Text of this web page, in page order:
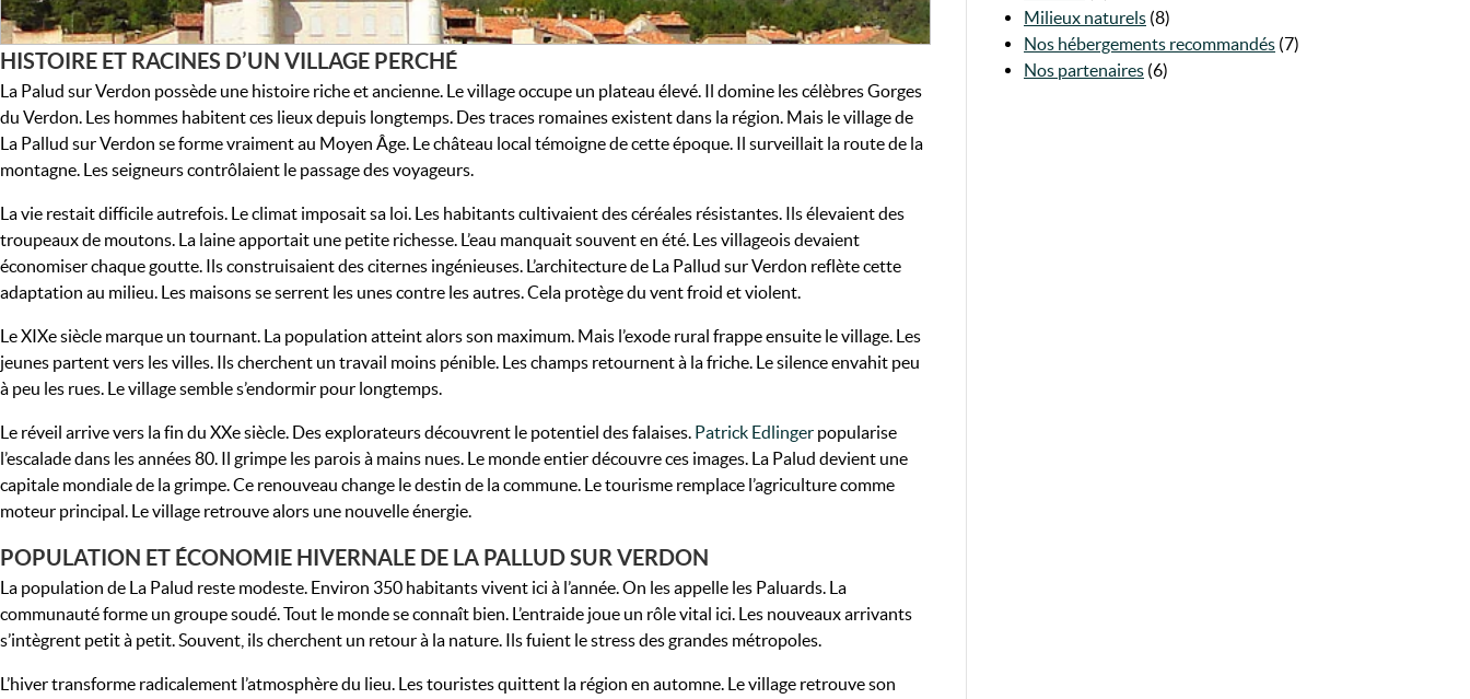
HISTOIRE ET RACINES D’UN VILLAGE PERCHÉ
La Palud sur Verdon possède une histoire riche et ancienne. Le village occupe un plateau élevé. Il domine les célèbres Gorges
du Verdon. Les hommes habitent ces lieux depuis longtemps. Des traces romaines existent dans la région. Mais le village de
La Pallud sur Verdon se forme vraiment au Moyen Âge. Le château local témoigne de cette époque. Il surveillait la route de la
montagne. Les seigneurs contrôlaient le passage des voyageurs.
La vie restait difficile autrefois. Le climat imposait sa loi. Les habitants cultivaient des céréales résistantes. Ils élevaient des
troupeaux de moutons. La laine apportait une petite richesse. L’eau manquait souvent en été. Les villageois devaient
économiser chaque goutte. Ils construisaient des citernes ingénieuses. L’architecture de La Pallud sur Verdon reflète cette
adaptation au milieu. Les maisons se serrent les unes contre les autres. Cela protège du vent froid et violent.
Le XIXe siècle marque un tournant. La population atteint alors son maximum. Mais l’exode rural frappe ensuite le village. Les
jeunes partent vers les villes. Ils cherchent un travail moins pénible. Les champs retournent à la friche. Le silence envahit peu
à peu les rues. Le village semble s’endormir pour longtemps.
Le réveil arrive vers la fin du XXe siècle. Des explorateurs découvrent le potentiel des falaises. Patrick Edlinger popularise
l’escalade dans les années 80. Il grimpe les parois à mains nues. Le monde entier découvre ces images. La Palud devient une
capitale mondiale de la grimpe. Ce renouveau change le destin de la commune. Le tourisme remplace l’agriculture comme
moteur principal. Le village retrouve alors une nouvelle énergie.
POPULATION ET ÉCONOMIE HIVERNALE DE LA PALLUD SUR VERDON
La population de La Palud reste modeste. Environ 350 habitants vivent ici à l’année. On les appelle les Paluards. La
communauté forme un groupe soudé. Tout le monde se connaît bien. L’entraide joue un rôle vital ici. Les nouveaux arrivants
s’intègrent petit à petit. Souvent, ils cherchent un retour à la nature. Ils fuient le stress des grandes métropoles.
L’hiver transforme radicalement l’atmosphère du lieu. Les touristes quittent la région en automne. Le village retrouve son
Milieux naturels (8)
Nos hébergements recommandés (7)
Nos partenaires (6)